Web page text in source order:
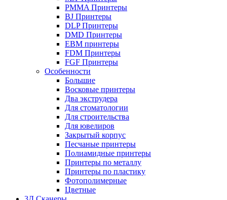
PMMA Принтеры
BJ Принтеры
DLP Принтеры
DMD Принтеры
EBM принтеры
FDM Принтеры
FGF Принтеры
Особенности
Большие
Восковые принтеры
Два экструдера
Для стоматологии
Для строительства
Для ювелиров
Закрытый корпус
Песчаные принтеры
Полиамидные принтеры
Принтеры по металлу
Принтеры по пластику
Фотополимерные
Цветные